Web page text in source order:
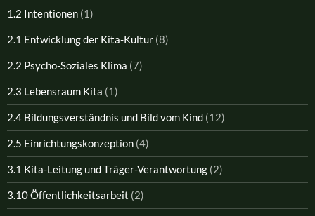
1.2 Intentionen (1)
2.1 Entwicklung der Kita-Kultur (8)
2.2 Psycho-Soziales Klima (7)
2.3 Lebensraum Kita (1)
2.4 Bildungsverständnis und Bild vom Kind (12)
2.5 Einrichtungskonzeption (4)
3.1 Kita-Leitung und Träger-Verantwortung (2)
3.10 Öffentlichkeitsarbeit (2)